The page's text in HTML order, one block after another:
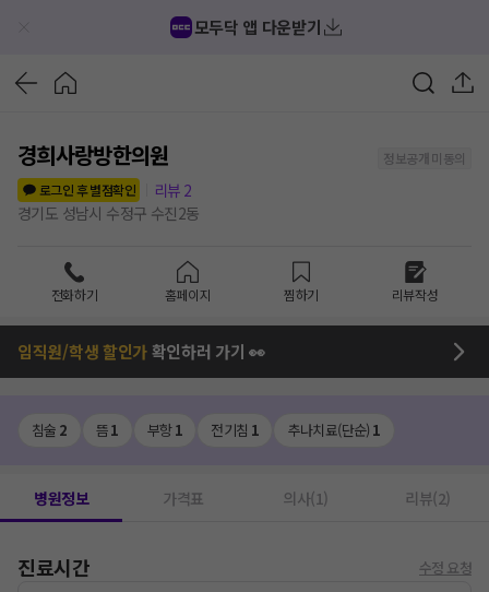
모두닥 앱 다운받기
경희사랑방한의원
정보공개 미동의
로그인 후 별점확인
리뷰 2
경기도 성남시 수정구 수진2동
전화하기 홈페이지 찜하기 리뷰작성
임직원/학생 할인가확인하러 가기 👀
침술 2 뜸1 부항1 전기침 1 추나치료(단순) 1
병원정보 가격표 의사(1) 리뷰(2)
진료시간 수정 요청